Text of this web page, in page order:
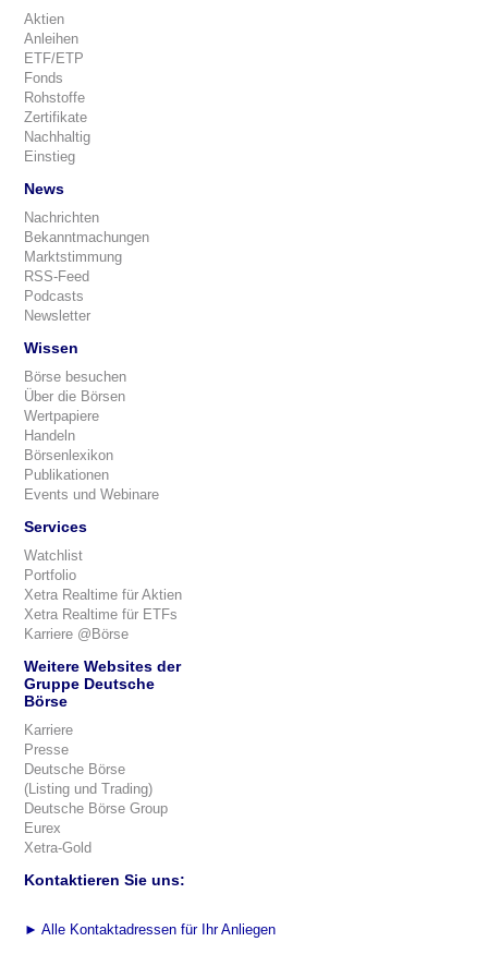
Aktien
Anleihen
ETF/ETP
Fonds
Rohstoffe
Zertifikate
Nachhaltig
Einstieg
News
Nachrichten
Bekanntmachungen
Marktstimmung
RSS-Feed
Podcasts
Newsletter
Wissen
Börse besuchen
Über die Börsen
Wertpapiere
Handeln
Börsenlexikon
Publikationen
Events und Webinare
Services
Watchlist
Portfolio
Xetra Realtime für Aktien
Xetra Realtime für ETFs
Karriere @Börse
Weitere Websites der
Gruppe Deutsche
Börse
Karriere
Presse
Deutsche Börse
(Listing und Trading)
Deutsche Börse Group
Eurex
Xetra-Gold
Kontaktieren Sie uns:
► Alle Kontaktadressen für Ihr Anliegen